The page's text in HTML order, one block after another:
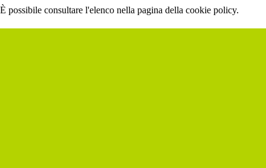
possibile consultare l'elenco nella pagina della cookie policy.